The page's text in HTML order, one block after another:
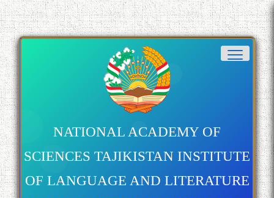
NATIONAL ACADEMY OF
SCIENCES TAJIKISTAN INSTITUTE
OF LANGUAGE AND LITERATURE
ШАРҲИ МУЛОҚОТ БО АҲЛИ
ИЛМ ВА МАОРИФИ КИШВАР
АЗ ҶОНИБИ ОЛИМОНИ
АКАДЕМИЯИ МИЛЛИИ
ИЛМҲОИ ТОҶИКИСТОН
ПАЙКАРА ВА ОСОРХОНАИ
ШУД!